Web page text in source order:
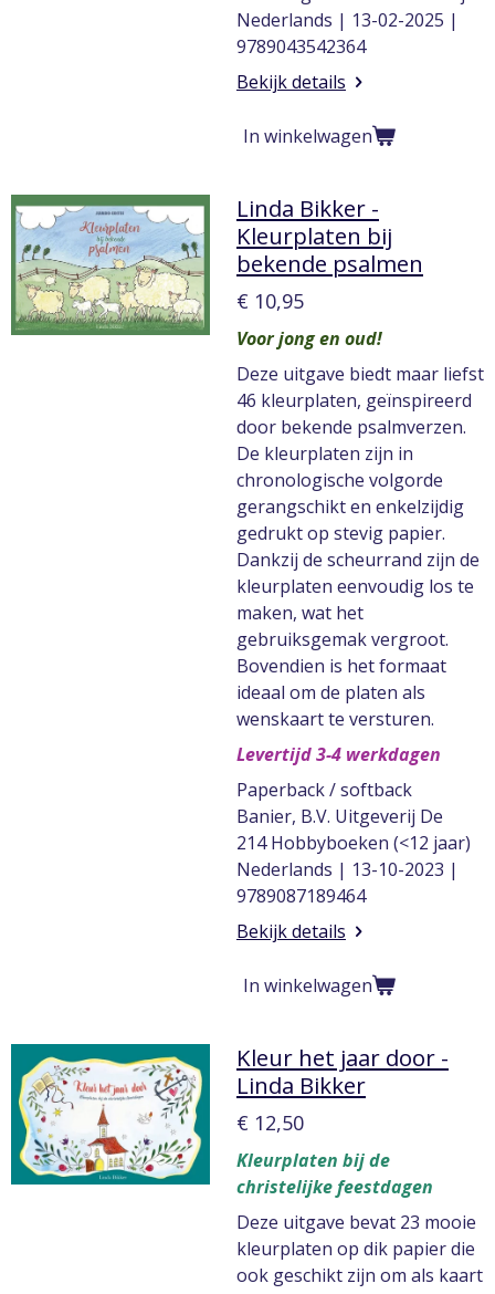
Nederlands | 13-02-2025 |
9789043542364
Bekijk details
In winkelwagen
Linda Bikker -
Kleurplaten bij
bekende psalmen
€ 10,95
Voor jong en oud!
Deze uitgave biedt maar liefst
46 kleurplaten, geïnspireerd
door bekende psalmverzen.
De kleurplaten zijn in
chronologische volgorde
gerangschikt en enkelzijdig
gedrukt op stevig papier.
Dankzij de scheurrand zijn de
kleurplaten eenvoudig los te
maken, wat het
gebruiksgemak vergroot.
Bovendien is het formaat
ideaal om de platen als
wenskaart te versturen.
Levertijd 3-4 werkdagen
Paperback / softback
Banier, B.V. Uitgeverij De
214 Hobbyboeken (<12 jaar)
Nederlands | 13-10-2023 |
9789087189464
Bekijk details
In winkelwagen
Kleur het jaar door -
Linda Bikker
€ 12,50
Kleurplaten bij de
christelijke feestdagen
Deze uitgave bevat 23 mooie
kleurplaten op dik papier die
ook geschikt zijn om als kaart